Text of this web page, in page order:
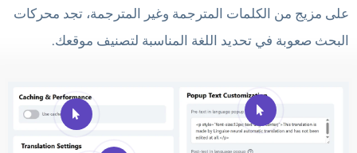
على مزيج من الكلمات المترجمة وغير المترجمة، تجد محركات
البحث صعوبة في تحديد اللغة المناسبة لتصنيف موقعك.